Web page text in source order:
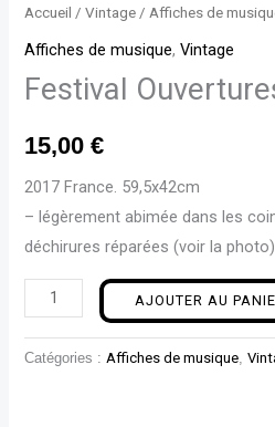
Accueil /Vintage /Affiches de
Affiches de musique,Vintage
Festival
15,00€
2017 France. 59,5x42cm
– légèrement abimée dans les
déchirures réparées (voir la photo)
AJOUTER AU
Catégories :Affiches de musique,